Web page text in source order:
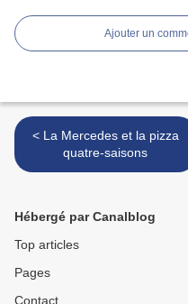
Ajouter un
< La Mercedes et la pizza
quatre-saisons
Hébergé par Canalblog
Top articles
Pages
Contact